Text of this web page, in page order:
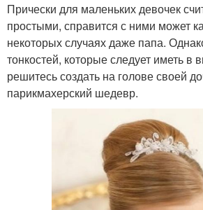
Прически для маленьких девочек
простыми, справится с ними может
некоторых случаях даже папа.
тонкостей, которые следует иметь в
решитесь создать на голове своей
парикмахерский шедевр.